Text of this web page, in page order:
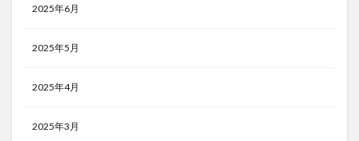
2025年6月
2025年5月
2025年4月
2025年3月